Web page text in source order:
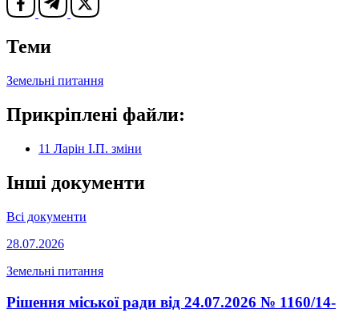
Теми
Земельні питання
Прикріплені файли:
11 Ларін І.П. зміни
Інші документи
Всі документи
28.07.2026
Земельні питання
Рішення міської ради від 24.07.2026 № 1160/14-